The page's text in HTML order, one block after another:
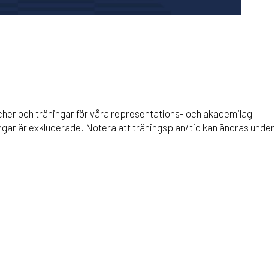
och träningar för våra representations- och akademilag
är exkluderade. Notera att träningsplan/tid kan ändras under